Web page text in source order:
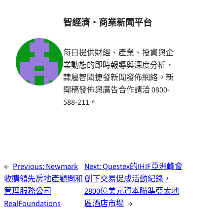
智經濟・商業新聞平台
每日提供財經、產業、投資與企
業動態的即時報導與深度分析，
隸屬智聞捷發新聞發佈網絡。新
聞稿發佈與廣告合作請洽 0800-
588-211。
← Previous: Newmark
收購領先房地產顧問和
管理服務公司
RealFoundations
Next:Questex的IHIF亞洲峰會
創下交易促成活動紀錄，
2800億美元資本瞄準亞太地
區酒店市場 →